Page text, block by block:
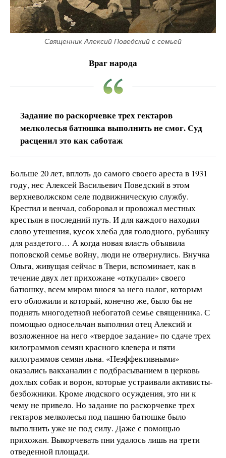
Священник Алексий Поведский с семьей
Враг народа
Задание по раскорчевке трех гектаров
мелколесья батюшка выполнить не смог. Суд
расценил это как саботаж
Больше 20 лет, вплоть до самого своего ареста в 1931
году, нес Алексей Васильевич Поведский в этом
верхневолжском селе подвижническую службу.
Крестил и венчал, соборовал и провожал местных
крестьян в последний путь. И для каждого находил
слово утешения, кусок хлеба для голодного, рубашку
для раздетого… А когда новая власть объявила
поповской семье войну, люди не отвернулись. Внучка
Ольга, живущая сейчас в Твери, вспоминает, как в
течение двух лет прихожане «откупали» своего
батюшку, всем миром внося за него налог, которым
его обложили и который, конечно же, было бы не
поднять многодетной небогатой семье священника. С
помощью односельчан выполнил отец Алексий и
возложенное на него «твердое задание» по сдаче трех
килограммов семян красного клевера и пяти
килограммов семян льна. «Неэффективными»
оказались вакханалии с подбрасыванием в церковь
дохлых собак и ворон, которые устраивали активисты-
безбожники. Кроме людского осуждения, это ни к
чему не привело. Но задание по раскорчевке трех
гектаров мелколесья под пашню батюшке было
выполнить уже не под силу. Даже с помощью
прихожан. Выкорчевать пни удалось лишь на трети
отведенной площади.